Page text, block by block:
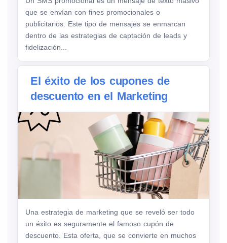
que se envían con fines promocionales o
publicitarios. Este tipo de mensajes se enmarcan
dentro de las estrategias de captación de leads y
fidelización...
El éxito de los cupones de
descuento en el Marketing
Una estrategia de marketing que se reveló ser todo
un éxito es seguramente el famoso cupón de
descuento. Esta oferta, que se convierte en muchos